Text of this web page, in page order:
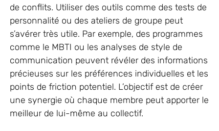
de conflits. Utiliser des outils comme des tests de
personnalité ou des ateliers de groupe peut
s’avérer très utile. Par exemple, des programmes
comme le MBTI ou les analyses de style de
communication peuvent révéler des informations
précieuses sur les préférences individuelles et les
points de friction potentiel. L’objectif est de créer
une synergie où chaque membre peut apporter le
meilleur de lui-même au collectif.